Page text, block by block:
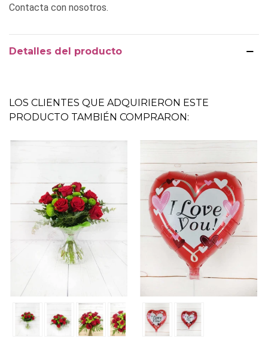
Contacta con nosotros.
Detalles del producto
LOS CLIENTES QUE ADQUIRIERON ESTE
PRODUCTO TAMBIÉN COMPRARON: